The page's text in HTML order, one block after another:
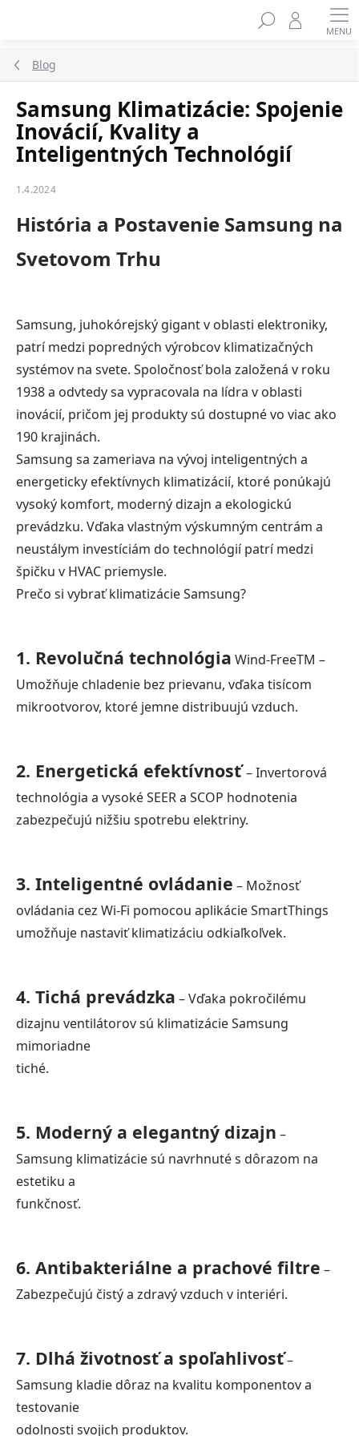
Blog
Samsung Klimatizácie: Spojenie
Inovácií, Kvality a
Inteligentných Technológií
1.4.2024
História a Postavenie Samsung na
Svetovom Trhu
Samsung, juhokórejský gigant v oblasti elektroniky,
patrí medzi popredných výrobcov klimatizačných
systémov na svete. Spoločnosť bola založená v roku
1938 a odvtedy sa vypracovala na lídra v oblasti
inovácií, pričom jej produkty sú dostupné vo viac ako
190 krajinách.
Samsung sa zameriava na vývoj inteligentných a
energeticky efektívnych klimatizácií, ktoré ponúkajú
vysoký komfort, moderný dizajn a ekologickú
prevádzku. Vďaka vlastným výskumným centrám a
neustálym investíciám do technológií patrí medzi
špičku v HVAC priemysle.
Prečo si vybrať klimatizácie Samsung?
1. Revolučná technológia Wind-FreeTM –
Umožňuje chladenie bez prievanu, vďaka tisícom
mikrootvorov, ktoré jemne distribuujú vzduch.
2. Energetická efektívnosť– Invertorová
technológia a vysoké SEER a SCOP hodnotenia
zabezpečujú nižšiu spotrebu elektriny.
3. Inteligentné ovládanie – Možnosť
ovládania cez Wi-Fi pomocou aplikácie SmartThings
umožňuje nastaviť klimatizáciu odkiaľkoľvek.
4. Tichá prevádzka – Vďaka pokročilému
dizajnu ventilátorov sú klimatizácie Samsung
mimoriadne
tiché.
5. Moderný a elegantný dizajn –
Samsung klimatizácie sú navrhnuté s dôrazom na
estetiku a
funkčnosť.
6. Antibakteriálne a prachové filtre –
Zabezpečujú čistý a zdravý vzduch v interiéri.
7. Dlhá životnosť a spoľahlivosť–
Samsung kladie dôraz na kvalitu komponentov a
testovanie
odolnosti svojich produktov.